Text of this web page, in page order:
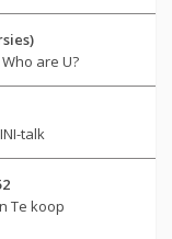
Who are U?
talk
Te koop